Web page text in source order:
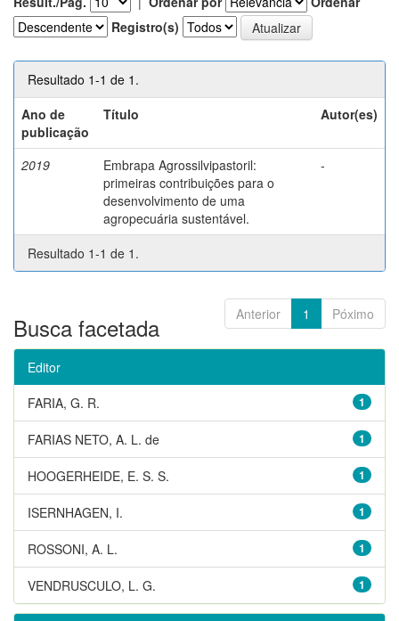
Registro(s)
Resultado 1-1 de 1.
Ano de
publicação
Título Autor(es)
2019
Embrapa Agrossilvipastoril:
primeiras contribuições para o
desenvolvimento de uma
agropecuária sustentável.
-
Resultado 1-1 de 1.
Anterior 1 Póximo
Busca facetada
Editor
1
FARIA, G. R.
1
FARIAS NETO, A. L. de
1
HOOGERHEIDE, E. S. S.
1
ISERNHAGEN, I.
1
ROSSONI, A. L.
1
VENDRUSCULO, L. G.